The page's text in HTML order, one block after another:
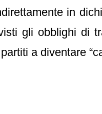
in
gli obblighi di
a diventare